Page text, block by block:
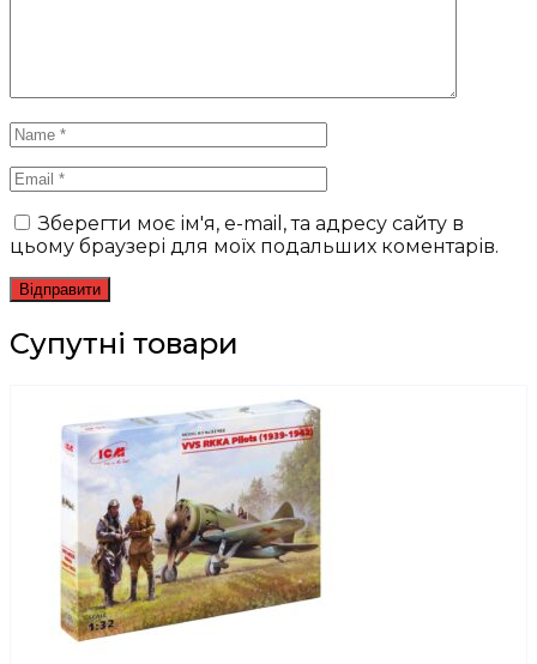
Зберегти моє ім'я, e-mail, та адресу сайту в
цьому браузері для моїх подальших коментарів.
Супутні товари